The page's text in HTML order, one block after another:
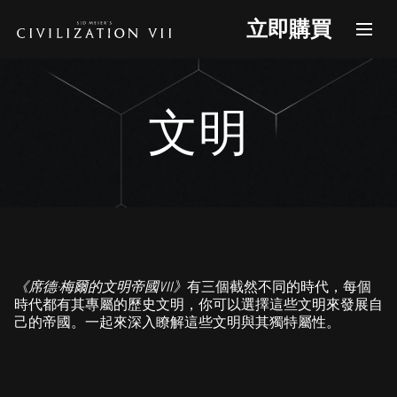
立即購買
文明
《席德·梅爾的文明帝國VII》 有三個截然不同的時代，每個
時代都有其專屬的歷史文明，你可以選擇這些文明來發展自
己的帝國。一起來深入瞭解這些文明與其獨特屬性。